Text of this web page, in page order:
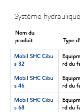
Système hydraulique
Nom du
produit
Type
Mobil SHC Cibu
s 32
rd du
Mobil SHC Cibu
s 46
rd du
Mobil SHC Cibu
s 68
rd du